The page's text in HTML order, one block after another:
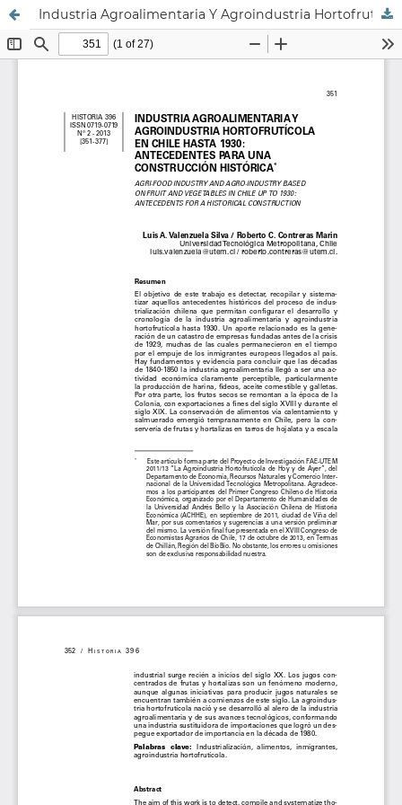
Industria Agroalimentaria Y Agroindustria Hortofrutícola En Chile Hasta 1930: Antecedentes Para Una Construcción Histórica